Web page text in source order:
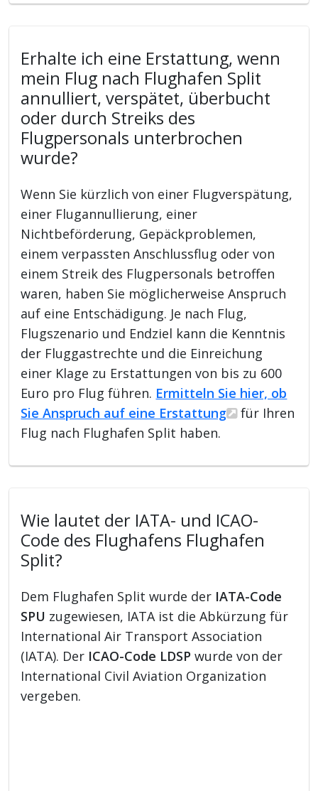
Erhalte ich eine Erstattung, wenn
mein Flug nach Flughafen Split
annulliert, verspätet, überbucht
oder durch Streiks des
Flugpersonals unterbrochen
wurde?
Wenn Sie kürzlich von einer Flugverspätung,
einer Flugannullierung, einer
Nichtbeförderung, Gepäckproblemen,
einem verpassten Anschlussflug oder von
einem Streik des Flugpersonals betroffen
waren, haben Sie möglicherweise Anspruch
auf eine Entschädigung. Je nach Flug,
Flugszenario und Endziel kann die Kenntnis
der Fluggastrechte und die Einreichung
einer Klage zu Erstattungen von bis zu 600
Euro pro Flug führen. Ermitteln Sie hier, ob
Sie Anspruch auf eine Erstattung
für Ihren
Flug nach Flughafen Split haben.
Wie lautet der IATA- und ICAO-
Code des Flughafens Flughafen
Split?
Dem Flughafen Split wurde der IATA-Code
SPU zugewiesen, IATA ist die Abkürzung für
International Air Transport Association
(IATA). Der ICAO-Code LDSP wurde von der
International Civil Aviation Organization
vergeben.